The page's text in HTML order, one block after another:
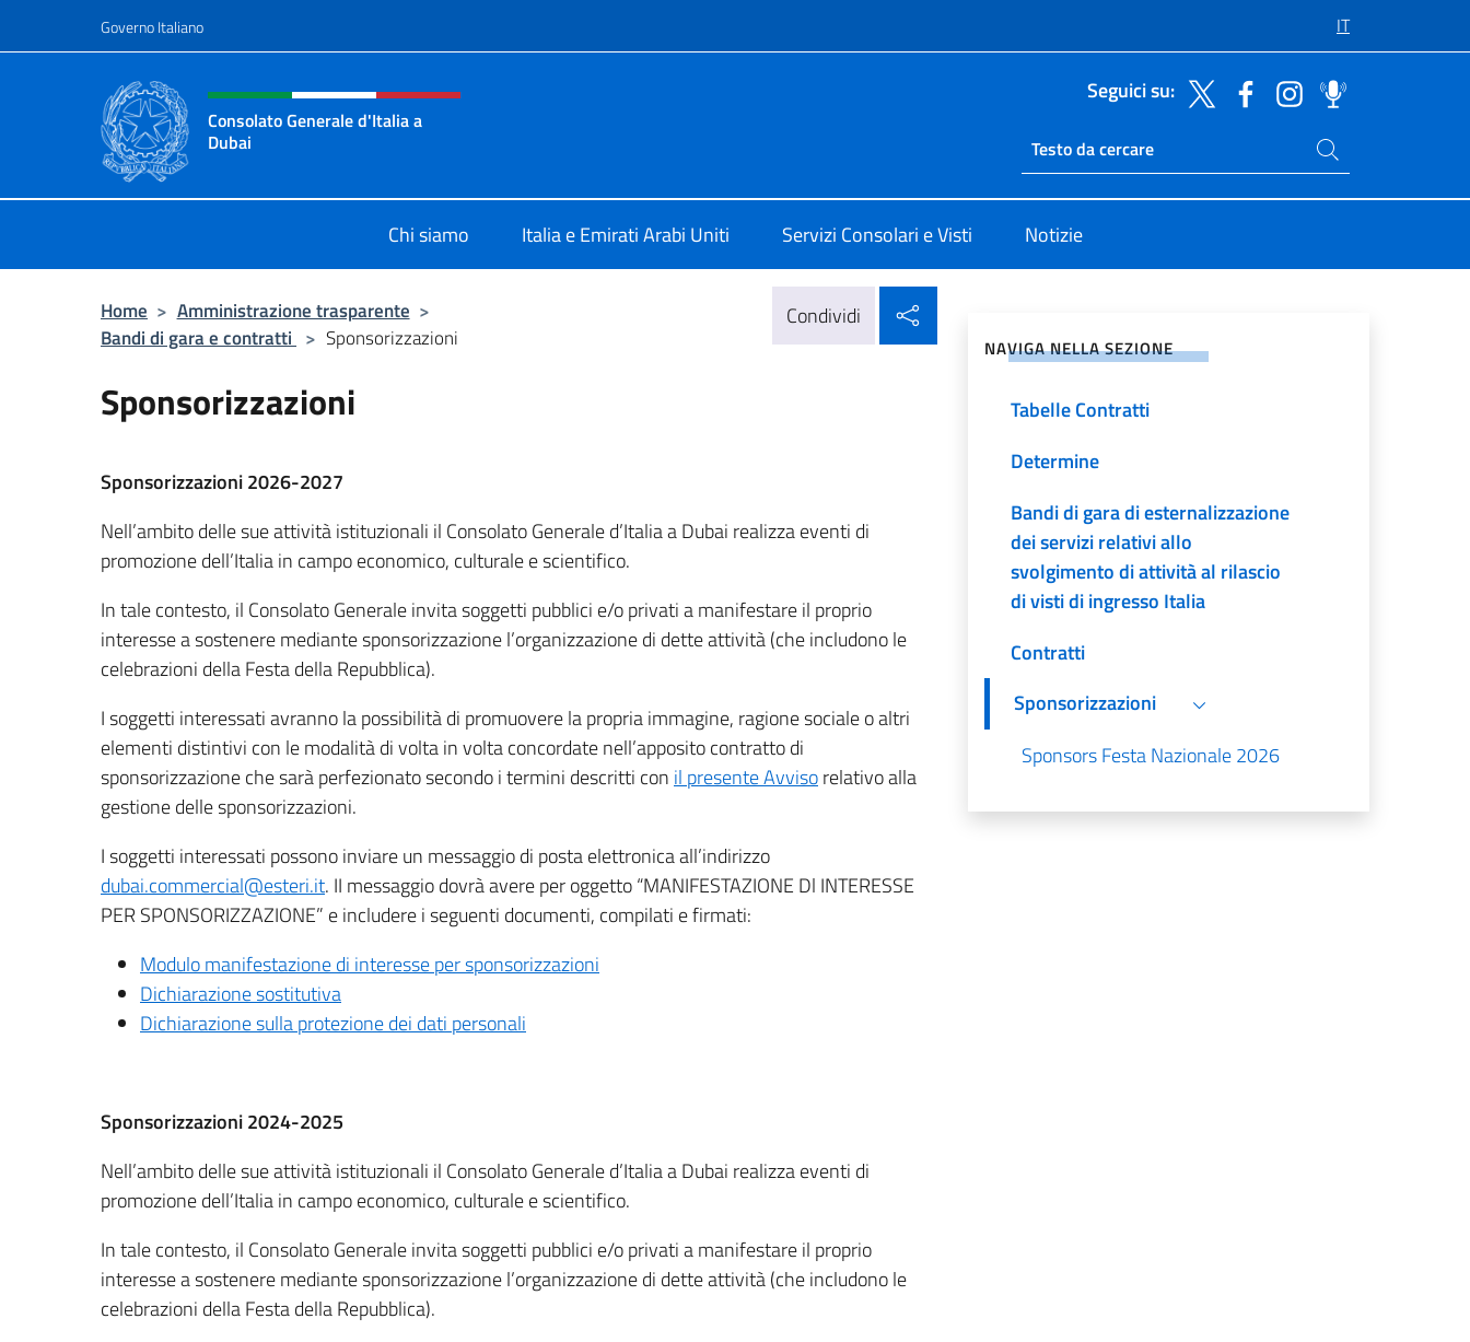
Governo Italiano IT
Intestazione sito, social e menù
Consolato Generale d'Italia a
Dubai
Seguici su:
Ricerca sito live
Cerca nel sito
Chi siamo Italia e Emirati Arabi Uniti Servizi Consolari e Visti Notizie
Home > Amministrazione trasparente >
Bandi di gara e contratti > Sponsorizzazioni
Condividi
Sponsorizzazioni
Sponsorizzazioni 2026-2027
Nell’ambito delle sue attività istituzionali il Consolato Generale d’Italia a Dubai realizza eventi di
promozione dell’Italia in campo economico, culturale e scientifico.
In tale contesto, il Consolato Generale invita soggetti pubblici e/o privati a manifestare il proprio
interesse a sostenere mediante sponsorizzazione l’organizzazione di dette attività (che includono le
celebrazioni della Festa della Repubblica).
I soggetti interessati avranno la possibilità di promuovere la propria immagine, ragione sociale o altri
elementi distintivi con le modalità di volta in volta concordate nell’apposito contratto di
sponsorizzazione che sarà perfezionato secondo i termini descritti con il presente Avvisorelativo alla
gestione delle sponsorizzazioni.
I soggetti interessati possono inviare un messaggio di posta elettronica all’indirizzo
dubai.commercial@esteri.it. II messaggio dovrà avere per oggetto “MANIFESTAZIONE Dl INTERESSE
PER SPONSORIZZAZIONE” e includere i seguenti documenti, compilati e firmati:
Modulo manifestazione di interesse per sponsorizzazioni
Dichiarazione sostitutiva
Dichiarazione sulla protezione dei dati personali
Sponsorizzazioni 2024-2025
Nell’ambito delle sue attività istituzionali il Consolato Generale d’Italia a Dubai realizza eventi di
promozione dell’Italia in campo economico, culturale e scientifico.
In tale contesto, il Consolato Generale invita soggetti pubblici e/o privati a manifestare il proprio
interesse a sostenere mediante sponsorizzazione l’organizzazione di dette attività (che includono le
celebrazioni della Festa della Repubblica).
NAVIGA NELLA SEZIONE
Tabelle Contratti
Determine
Bandi di gara di esternalizzazione
dei servizi relativi allo
svolgimento di attività al rilascio
di visti di ingresso Italia
Contratti
Sponsorizzazioni
Sponsors Festa Nazionale 2026